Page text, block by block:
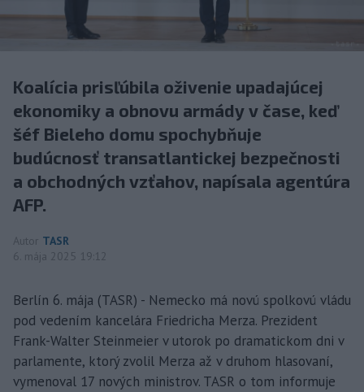
Koalícia prisľúbila oživenie upadajúcej
ekonomiky a obnovu armády v čase, keď
šéf Bieleho domu spochybňuje
budúcnosť transatlantickej bezpečnosti
a obchodných vzťahov, napísala agentúra
AFP.
Autor TASR
6. mája 2025 19:12
Berlín 6. mája (TASR) - Nemecko má novú spolkovú vládu
pod vedením kancelára Friedricha Merza. Prezident
Frank-Walter Steinmeier v utorok po dramatickom dni v
parlamente, ktorý zvolil Merza až v druhom hlasovaní,
vymenoval 17 nových ministrov. TASR o tom informuje